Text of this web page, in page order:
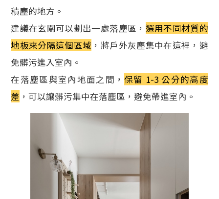
積塵的地方。
建議在玄關可以劃出一處落塵區， 選用不同材質的
地板來分隔這個區域 ，將戶外灰塵集中在這裡，避
免髒污進入室內。
在落塵區與室內地面之間，保留 1-3 公分的高度
差 ，可以讓髒污集中在落塵區，避免帶進室內。